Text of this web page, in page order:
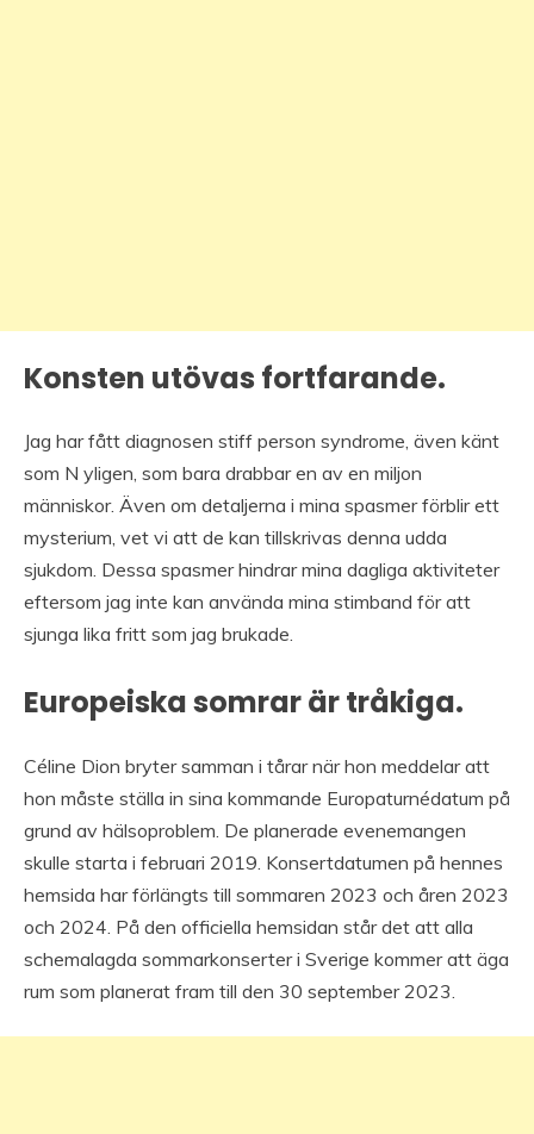
Konsten utövas fortfarande.
Jag har fått diagnosen stiff person syndrome, även känt
som N yligen, som bara drabbar en av en miljon
människor. Även om detaljerna i mina spasmer förblir ett
mysterium, vet vi att de kan tillskrivas denna udda
sjukdom. Dessa spasmer hindrar mina dagliga aktiviteter
eftersom jag inte kan använda mina stimband för att
sjunga lika fritt som jag brukade.
Europeiska somrar är tråkiga.
Céline Dion bryter samman i tårar när hon meddelar att
hon måste ställa in sina kommande Europaturnédatum på
grund av hälsoproblem. De planerade evenemangen
skulle starta i februari 2019. Konsertdatumen på hennes
hemsida har förlängts till sommaren 2023 och åren 2023
och 2024. På den officiella hemsidan står det att alla
schemalagda sommarkonserter i Sverige kommer att äga
rum som planerat fram till den 30 september 2023.